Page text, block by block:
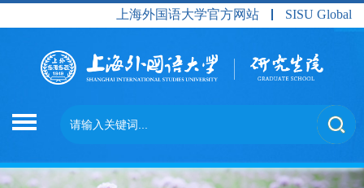
上海外国语大学官方网站 SISU Global